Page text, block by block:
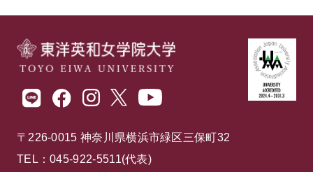
〒226-0015 神奈川県横浜市緑区三保町32
TEL：045-922-5511(代表)